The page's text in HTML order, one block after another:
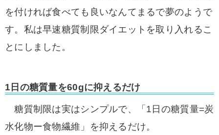
を付ければ食べても良いなんてまるで夢のようで
す。私は早速糖質制限ダイエットを取り入れるこ
とにしました。
1日の糖質量を60gに抑えるだけ
糖質制限は実はシンプルで、「1日の糖質量=炭
水化物ー食物繊維」を抑えるだけ。